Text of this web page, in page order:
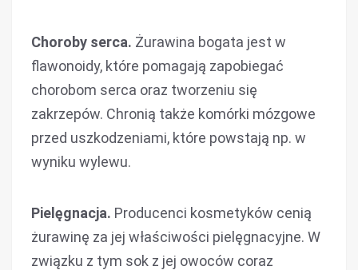
Choroby serca. Żurawina bogata jest w
flawonoidy, które pomagają zapobiegać
chorobom serca oraz tworzeniu się
zakrzepów. Chronią także komórki mózgowe
przed uszkodzeniami, które powstają np. w
wyniku wylewu.
Pielęgnacja. Producenci kosmetyków cenią
żurawinę za jej właściwości pielęgnacyjne. W
związku z tym sok z jej owoców coraz